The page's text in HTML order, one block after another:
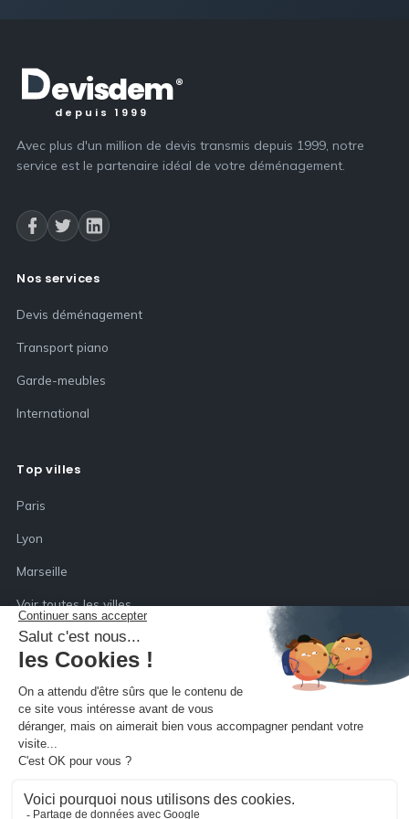
evisdem®
depuis 1999
Avec plus d'un million de devis transmis depuis 1999, notre
service est le partenaire idéal de votre déménagement.
Nos services
Devis déménagement
Transport piano
Garde-meubles
International
Top villes
Paris
Lyon
Marseille
Voir toutes les villes
Société
Qui sommes-nous
Inscription déménageur
Mentions légales
Confidentialité (RGPD)